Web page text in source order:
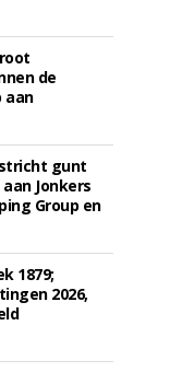
de
aan
gunt
Jonkers
Group en
1879;
2026,